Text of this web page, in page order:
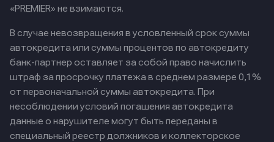
«PREMIER» не взимаются.
В случае невозвращения в условленный срок суммы
автокредита или суммы процентов по автокредиту
банк-партнер оставляет за собой право начислить
штраф за просрочку платежа в среднем размере 0,1%
от первоначальной суммы автокредита. При
несоблюдении условий погашения автокредита
данные о нарушителе могут быть переданы в
специальный реестр должников и коллекторское